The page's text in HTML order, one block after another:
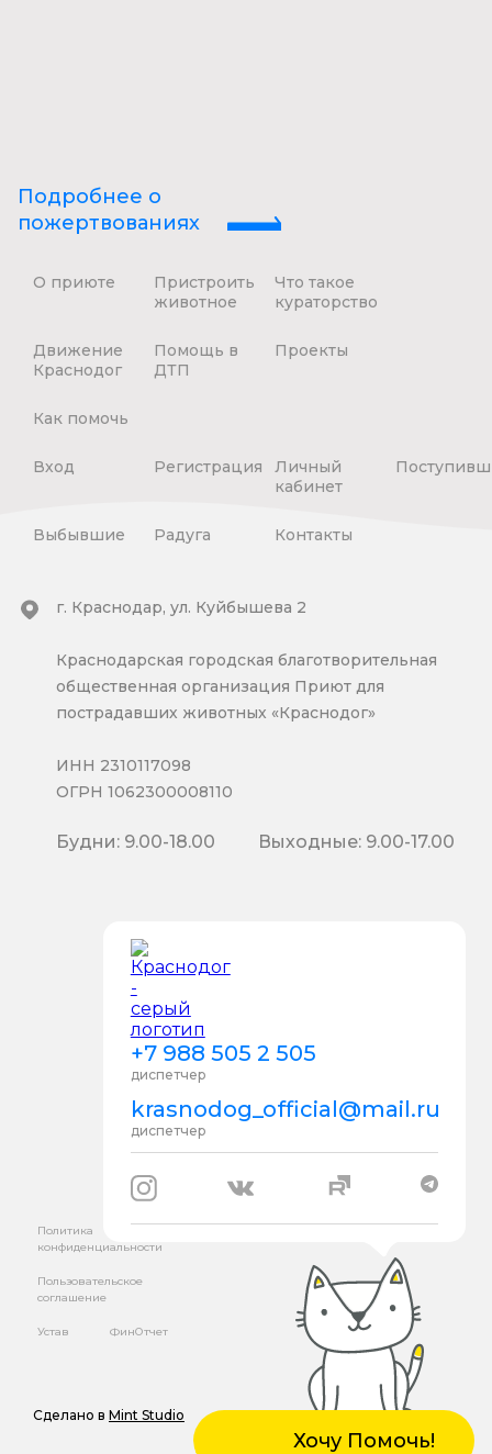
Хочу Помочь!
Подробнее о
пожертвованиях
О приюте
Пристроить
животное
Что такое
кураторство
Движение
Краснодог
Помощь в
ДТП
Проекты
Как помочь
Вход Регистрация
Личный
кабинет
Выбывшие Радуга Контакты
+7 988 505 2 505
диспетчер
krasnodog_official@mail.ru
диспетчер
г. Краснодар, ул. Куйбышева 2
Краснодарская городская благотворительная
общественная организация Приют для
пострадавших животных «Краснодог»
ИНН 2310117098
ОГРН 1062300008110
Будни: 9.00-18.00 Выходные: 9.00-17.00
Политика
конфиденциальности
Пользовательское
соглашение
Устав ФинОтчет
Сделано в Mint Studio